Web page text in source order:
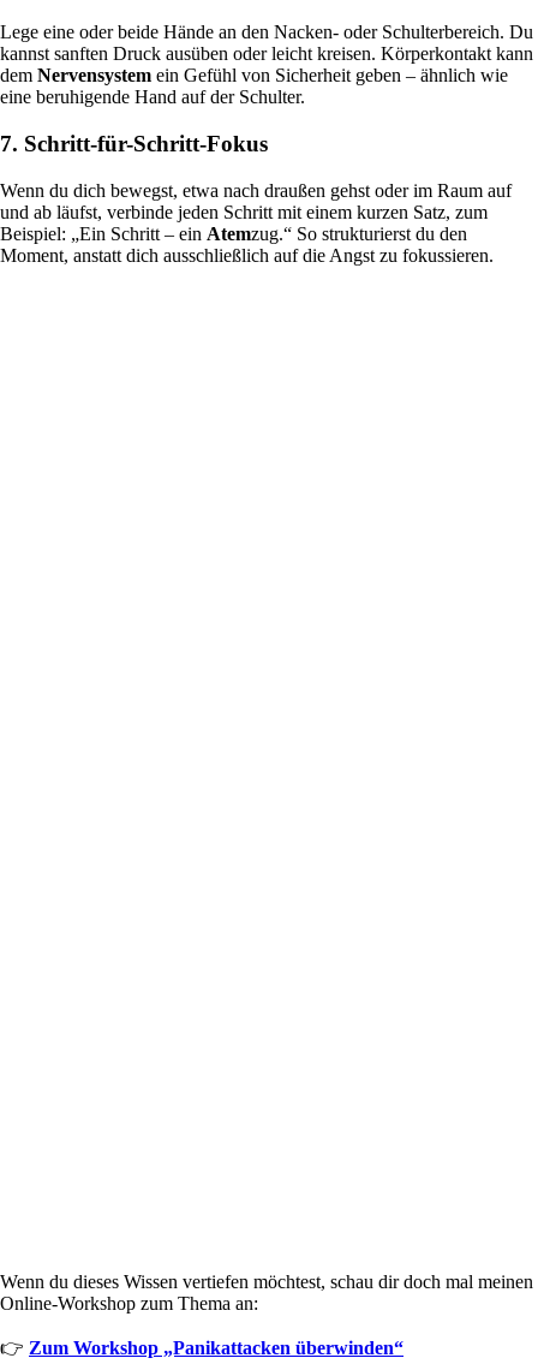
Lege eine oder beide Hände an den Nacken- oder Schulterbereich. Du
kannst sanften Druck ausüben oder leicht kreisen. Körperkontakt kann
dem Nervensystem ein Gefühl von Sicherheit geben – ähnlich wie
eine beruhigende Hand auf der Schulter.
7. Schritt-für-Schritt-Fokus
Wenn du dich bewegst, etwa nach draußen gehst oder im Raum auf
und ab läufst, verbinde jeden Schritt mit einem kurzen Satz, zum
Beispiel: „Ein Schritt – ein Atemzug.“ So strukturierst du den
Moment, anstatt dich ausschließlich auf die Angst zu fokussieren.
Wenn du dieses Wissen vertiefen möchtest, schau dir doch mal meinen
Online-Workshop zum Thema an:
👉 Zum Workshop „Panikattacken überwinden“